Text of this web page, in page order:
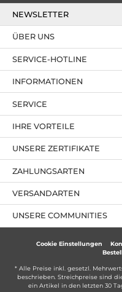
NEWSLETTER
SERVICE-HOTLINE
IHRE VORTEILE
ZAHLUNGSARTEN
ÜBER UNS
UNSERE ZERTIFIKATE
INFORMATIONEN
SERVICE
UNSERE COMMUNITIES
VERSANDARTEN
Cookie Einstellungen
* Alle Preise inkl. gesetzl.
beschrieben. Streichpreise sind
ein Artikel in den letzten 30